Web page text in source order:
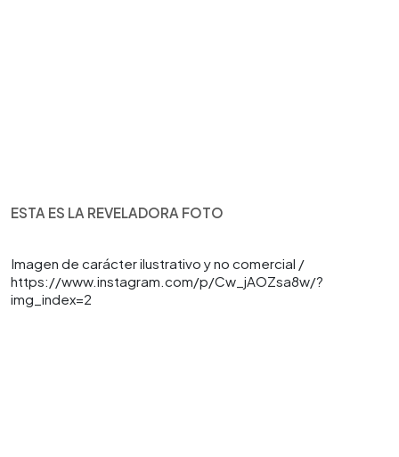
ESTA ES LA REVELADORA FOTO
Imagen de carácter ilustrativo y no comercial /
https://www.instagram.com/p/Cw_jAOZsa8w/?
img_index=2